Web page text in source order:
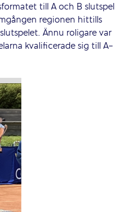
till A och B slutspel
regionen hittills
Ännu roligare var
kvalificerade sig till A-